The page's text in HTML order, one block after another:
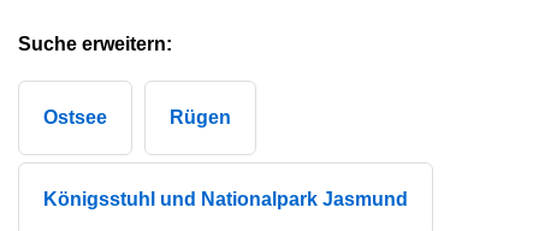
Suche erweitern:
Ostsee Rügen
Königsstuhl und Nationalpark Jasmund